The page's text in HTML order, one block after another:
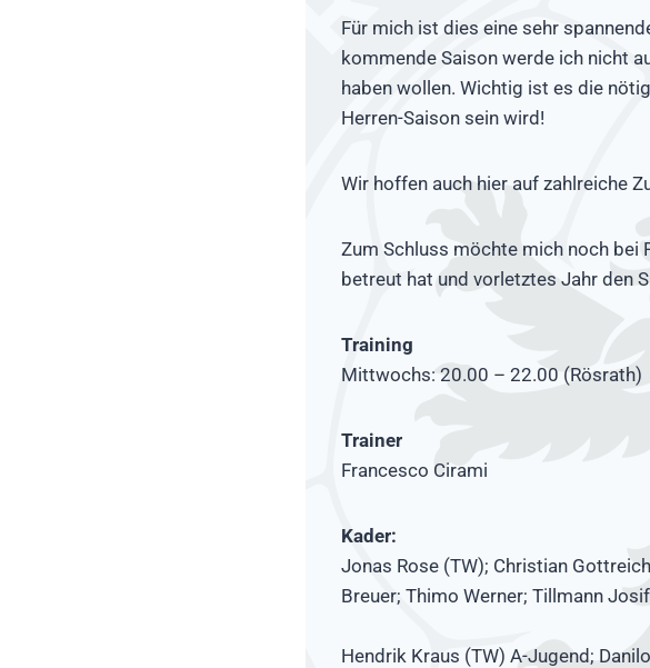
Für mich ist dies eine sehr
kommende Saison werde ich nicht
haben wollen. Wichtig ist es die
Herren-Saison sein wird!
Wir hoffen auch hier auf zahlreiche
Zum Schluss möchte mich noch bei
betreut hat und vorletztes Jahr den
Training
Mittwochs: 20.00 – 22.00 (Rösrath)
Trainer
Francesco Cirami
Kader:
Jonas Rose (TW); Christian
Breuer; Thimo Werner; Tillmann
Hendrik Kraus (TW) A-Jugend;